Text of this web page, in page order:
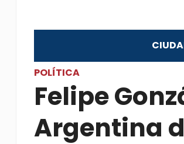
POLÍTICA
Felipe
Argentina